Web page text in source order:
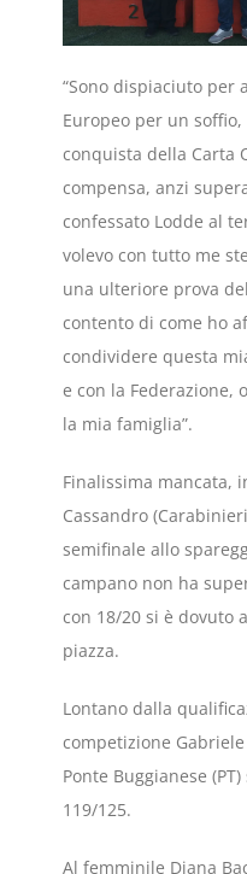
“Sono dispiaciuto per
Europeo per un
conquista della Carta
compensa, anzi
confessato Lodde al
volevo con tutto me
una ulteriore prova
contento di come ho
condividere questa
e con la Federazione,
la mia famiglia”.
Finalissima mancata,
Cassandro
semifinale allo
campano non ha
con 18/20 si è dovuto
piazza.
Lontano dalla
competizione
Ponte Buggianese
119/125.
Al femminile Diana